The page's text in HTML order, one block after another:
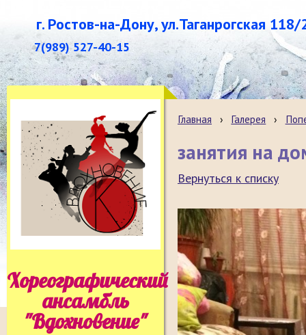
г. Ростов-на-Дону, ул.Таганрогская 118/
7(989) 527-40-15
Хореографический
ансамбль
"Вдохновение"
Главная › Галерея ›
занятия на
Вернуться к списку